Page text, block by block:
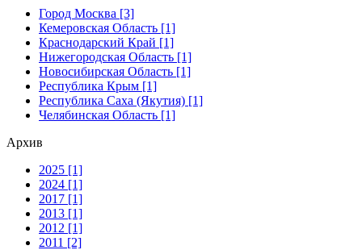
Город Москва [3]
Кемеровская Область [1]
Краснодарский Край [1]
Нижегородская Область [1]
Новосибирская Область [1]
Республика Крым [1]
Республика Саха (Якутия) [1]
Челябинская Область [1]
Архив
2025 [1]
2024 [1]
2017 [1]
2013 [1]
2012 [1]
2011 [2]